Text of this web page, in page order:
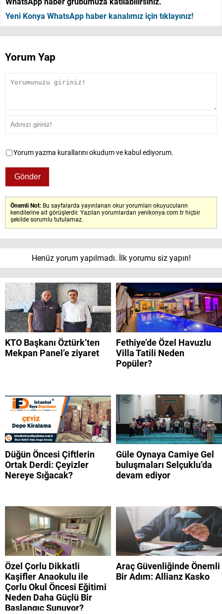
Yeni Konya WhatsApp haber kanalımız için tıklayınız!
Yorum Yap
Yorum yazma kurallarını okudum ve kabul ediyorum.
Önemli Not: Bu sayfalarda yayınlanan okur yorumları okuyucuların
kendilerine ait görüşlerdir. Yazılan yorumlardan yenikonya.com.tr hiçbir
şekilde sorumlu tutulamaz.
Henüz yorum yapılmadı. İlk yorumu siz yapın!
KTO Başkanı Öztürk’ten
Mekpan Panel’e ziyaret
Fethiye’de Özel Havuzlu
Villa Tatili Neden
Popüler?
Düğün Öncesi Çiftlerin
Ortak Derdi: Çeyizler
Nereye Sığacak?
Güle Oynaya Camiye Gel
buluşmaları Selçuklu’da
devam ediyor
Özel Çorlu Dikkatli
Kaşifler Anaokulu ile
Çorlu Okul Öncesi Eğitimi
Neden Daha Güçlü Bir
Başlangıç Sunuyor?
Araç Güvenliğinde Önemli
Bir Adım: Allianz Kasko